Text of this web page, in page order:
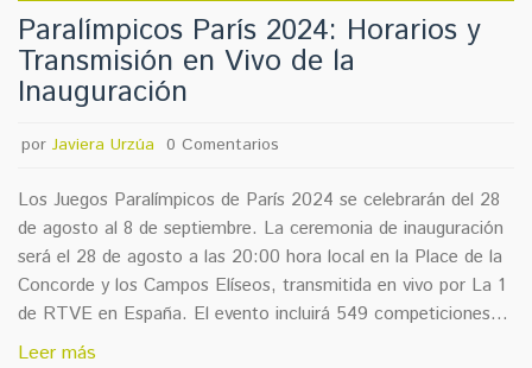
Paralímpicos París 2024: Horarios y
Transmisión en Vivo de la
Inauguración
por Javiera Urzúa 0 Comentarios
Los Juegos Paralímpicos de París 2024 se celebrarán del 28
de agosto al 8 de septiembre. La ceremonia de inauguración
será el 28 de agosto a las 20:00 hora local en la Place de la
Concorde y los Campos Elíseos, transmitida en vivo por La 1
de RTVE en España. El evento incluirá 549 competiciones
de medallas en 22 deportes.
Leer más